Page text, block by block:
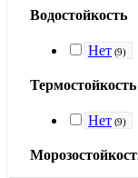
Водостойкость
Нет (9)
Термостойкость
Нет (9)